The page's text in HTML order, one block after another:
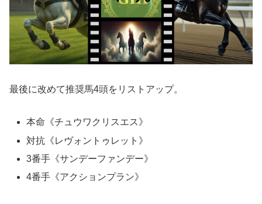
最後に改めて推奨馬4頭をリストアップ。
本命《チュウワクリスエス》
対抗《レヴォントゥレット》
3番手《サンデーファンデー》
4番手《アクションプラン》